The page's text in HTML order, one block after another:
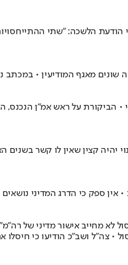
• לפי הודעת הלשכה: "שתי
הביקורת על ראש אמ"ן
קצין שאין לו קשר בשנים
אין ספק כי הדרג המדיני
לא מחייב אישור מדיני של רה"מ"
• צה"ל ושב"כ הודיעו כי